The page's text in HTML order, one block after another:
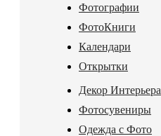
Фотографии
ФотоКниги
Календари
Открытки
Декор Интерьера
Фотосувениры
Одежда с Фото